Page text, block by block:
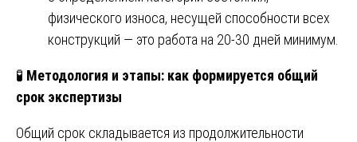
физического износа, несущей способности всех
конструкций — это работа на 20-30 дней минимум.
🧪 Методология и этапы: как формируется общий
срок экспертизы
Общий срок складывается из продолжительности